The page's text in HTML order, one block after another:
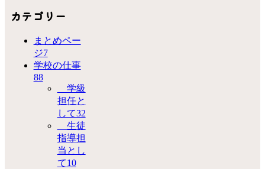
カテゴリー
まとめペー
ジ7
学校の仕事
88
学級
担任と
して32
生徒
指導担
当とし
て10